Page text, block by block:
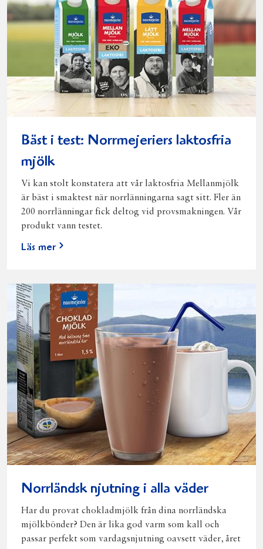
Bäst i test: Norrmejeriers laktosfria
mjölk
Vi kan stolt konstatera att vår laktosfria Mellanmjölk
är bäst i smaktest när norrlänningarna sagt sitt. Fler än
200 norrlänningar fick deltog vid provsmakningen. Vår
produkt vann testet.
Läs mer
Norrländsk njutning i alla väder
Har du provat chokladmjölk från dina norrländska
mjölkbönder? Den är lika god varm som kall och
passar perfekt som vardagsnjutning oavsett väder, året